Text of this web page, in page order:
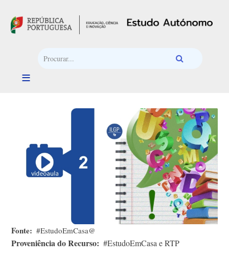
Fonte #EstudoEmCasa@
Proveniência do Recurso #EstudoEmCasa e RTP